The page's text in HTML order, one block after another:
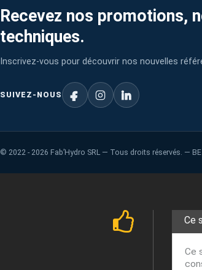
Recevez nos promotions,
techniques.
Inscrivez-vous pour découvrir nos nouvelles
SUIVEZ-NOUS
© 2022 - 2026 Fab’Hydro SRL — Tous droits réservés. —
Ce
Ce